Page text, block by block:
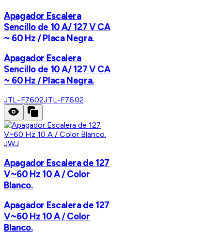
Apagador Escalera
Sencillo de 10 A/ 127 V CA
~ 60 Hz / Placa Negra.
Apagador Escalera
Sencillo de 10 A/ 127 V CA
~ 60 Hz / Placa Negra.
JTL-F7602JTL-F7602
JWJ
Apagador Escalera de 127
V~60 Hz 10 A / Color
Blanco.
Apagador Escalera de 127
V~60 Hz 10 A / Color
Blanco.